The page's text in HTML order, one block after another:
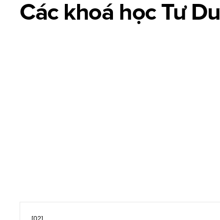
Các khoá học Tư
Advertising Design là thiết kế hình ảnh sáng tạo giúp truyền
Print Design